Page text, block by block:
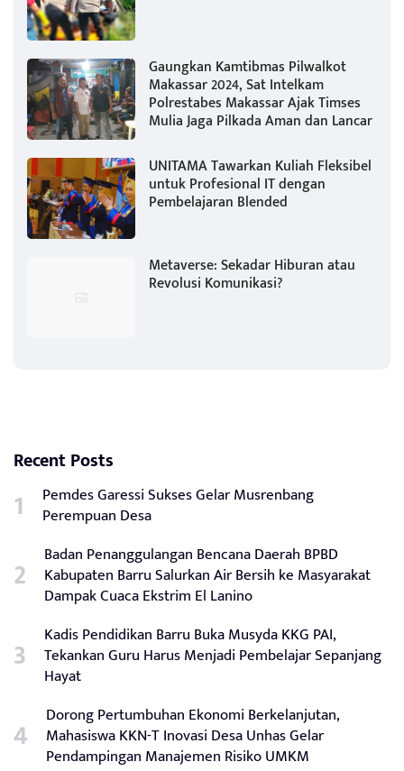
Gaungkan Kamtibmas Pilwalkot
Makassar 2024, Sat Intelkam
Polrestabes Makassar Ajak Timses
Mulia Jaga Pilkada Aman dan Lancar
UNITAMA Tawarkan Kuliah Fleksibel
untuk Profesional IT dengan
Pembelajaran Blended
Metaverse: Sekadar Hiburan atau
Revolusi Komunikasi?
Recent Posts
Pemdes Garessi Sukses Gelar Musrenbang
Perempuan Desa
Badan Penanggulangan Bencana Daerah BPBD
Kabupaten Barru Salurkan Air Bersih ke Masyarakat
Dampak Cuaca Ekstrim El Lanino
Kadis Pendidikan Barru Buka Musyda KKG PAI,
Tekankan Guru Harus Menjadi Pembelajar Sepanjang
Hayat
Dorong Pertumbuhan Ekonomi Berkelanjutan,
Mahasiswa KKN-T Inovasi Desa Unhas Gelar
Pendampingan Manajemen Risiko UMKM